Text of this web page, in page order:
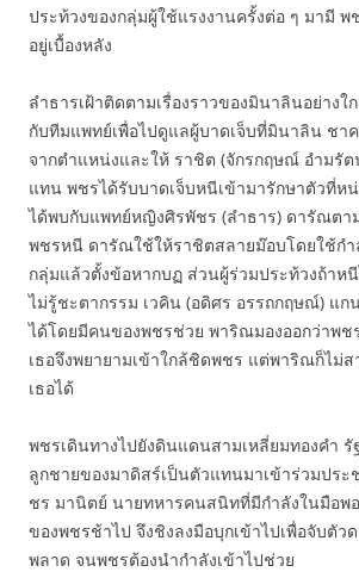
ประท้วงของกลุ่มผู้ใช้แรงงานครั้งต่อ ๆ มามี
อยู่เบื้องหลัง
ลำธารเฝ้าติดตามเรื่องราวของมินาลินอย่าง
กับทีมแพทย์เพื่อไปดูแลผู้บาดเจ็บที่มินาลิน ชา
จากตำแหน่งและให้ ราชิต (จักรกฤษณ์ อำมรั
แทน พชรได้รับบาดเจ็บหนีเข้ามารักษาตัวที่ห
ได้พบกับแพทย์หญิงศิรพัชร (ลำธาร) ดารัณตา
พชรหนี ดารัณใช้ให้ราชิตสลายม๊อบโดยใช้ก
กลุ่มแล้วตั้งข้อหากบฏ ส่วนผู้ร่วมประท้วงถ้าห
ไม่รู้ชะตากรรม เวคิน (อดิศร อรรถกฤษณ์) แ
ได้โดยมีคนของพชรช่วย พาริณมองออกว่าพช
เธอจึงพยายามเข้าใกล้ชิดพชร แต่พาริณก็ไม่
เธอได้
พชรเดินทางไปยังดินแดนสามเหลี่ยมทองคำ
ลูกชายของมาดิสร์เป็นตัวแทนมาเข้าร่วมประ
ชร มานิตย์ นายทหารคนสนิทที่มีกำลังในมือพ
ของพชรช้าไป จึงชิงลงมือบุกเข้าไปเพื่อจับตัว
พลาด จนพชรต้องนำกำลังเข้าไปช่วย